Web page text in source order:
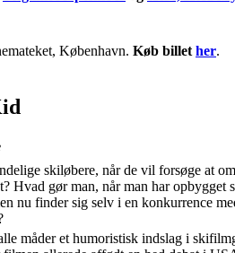
København. Køb billet her.
skiløbere, når de vil forsøge at
Hvad gør man, når man har opbygget
nu finder sig selv i en konkurrence
måder et humoristisk indslag i